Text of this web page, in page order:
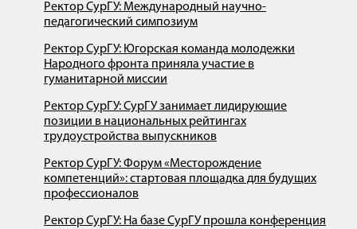
Ректор СурГУ: Международный научно-
педагогический симпозиум
Ректор СурГУ: Югорская команда молодежки
Народного фронта приняла участие в
гуманитарной миссии
Ректор СурГУ: СурГУ занимает лидирующие
позиции в национальных рейтингах
трудоустройства выпускников
Ректор СурГУ: Форум «Месторождение
компетенций»: стартовая площадка для будущих
профессионалов
Ректор СурГУ: На базе СурГУ прошла конференция